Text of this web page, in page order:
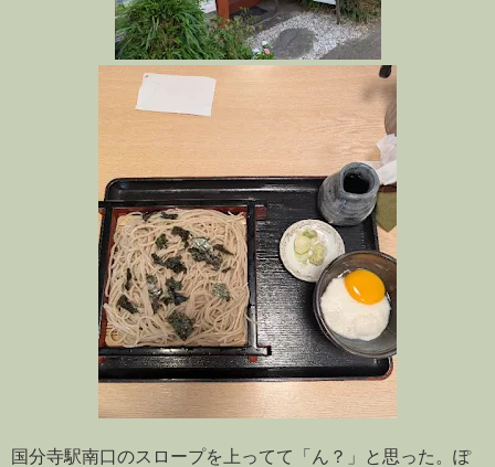
国分寺駅南口のスロープを上ってて「ん？」と思った。ぽ